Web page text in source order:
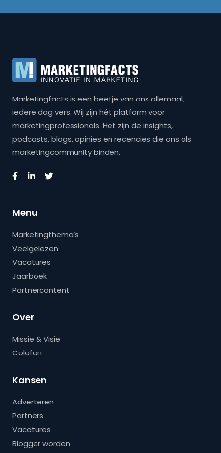
Marketingfacts is een beetje van ons allemaal,
iedere dag vers. Wij zijn hét platform voor
marketingprofessionals. Het zijn de insights,
podcasts, blogs, opinies en recencies die ons als
marketingcommunity binden.
Menu
Marketingthema’s
Veelgelezen
Vacatures
Jaarboek
Partnercontent
Over
Missie & Visie
Colofon
Kansen
Adverteren
Partners
Vacatures
Blogger worden